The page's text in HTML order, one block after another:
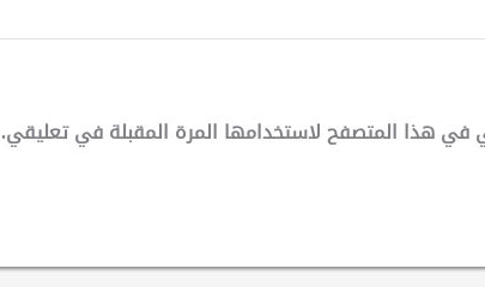
في هذا المتصفح لاستخدامها المرة المقبلة في تعليقي.